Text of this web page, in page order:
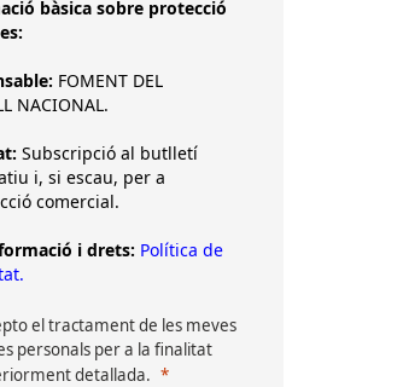
bàsica sobre protecció
FOMENT DEL
NACIONAL.
Subscripció al butlletí
i, si escau, per a
comercial.
i drets: Política de
el tractament de les meves
personals per a la finalitat
detallada.